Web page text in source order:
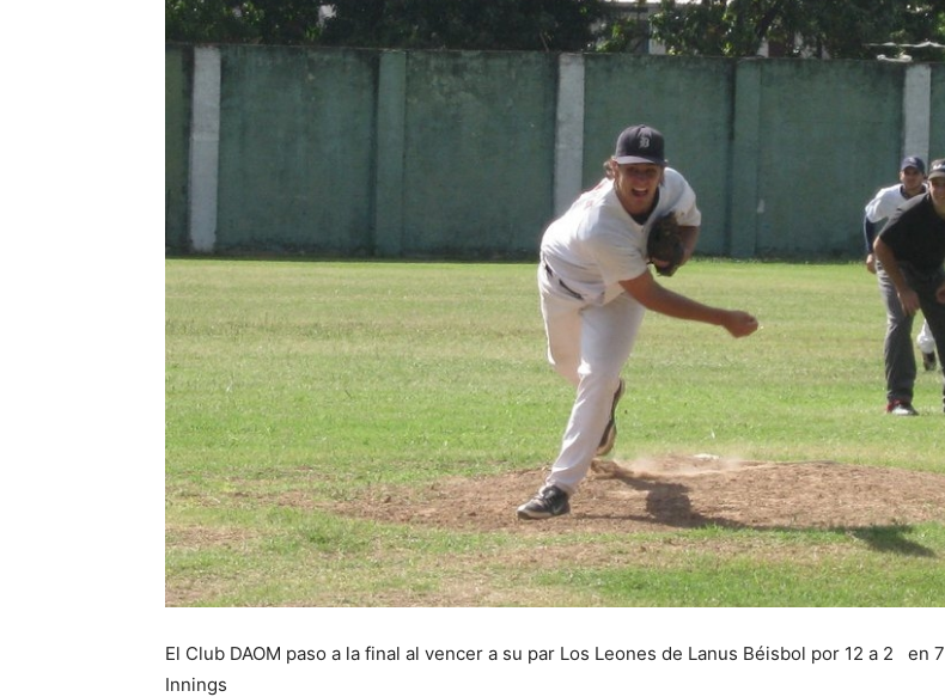
El Club DAOM paso a la final al vencer a su par Los Leones de Lanus Béisbol por 12 a 2 en 7
Innings